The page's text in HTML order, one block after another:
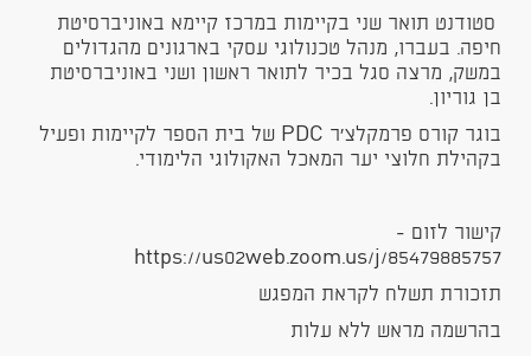
סטודנט תואר שני בקיימות במרכז קיימא באוניברסיטת
חיפה. בעברו, מנהל טכנולוגי עסקי בארגונים מהגדולים
במשק, מרצה סגל בכיר לתואר ראשון ושני באוניברסיטת
בן גוריון.
בוגר קורס פרמקלצ'ר PDC של בית הספר לקיימות ופעיל
בקהילת חלוצי יער המאכל האקולוגי הלימודי.
קישור לזום -
https://us02web.zoom.us/j/85479885757
תזכורת תשלח לקראת המפגש
בהרשמה מראש ללא עלות